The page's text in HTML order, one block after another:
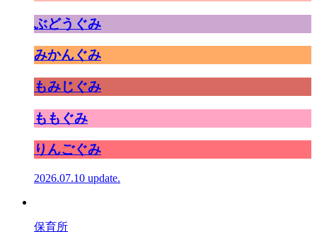
ぶどうぐみ
みかんぐみ
もみじぐみ
ももぐみ
りんごぐみ
2026.07.10 update.
保育所